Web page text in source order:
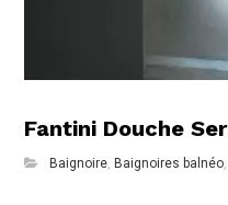
Fantini Douche
Baignoire ,Baignoires balnéo